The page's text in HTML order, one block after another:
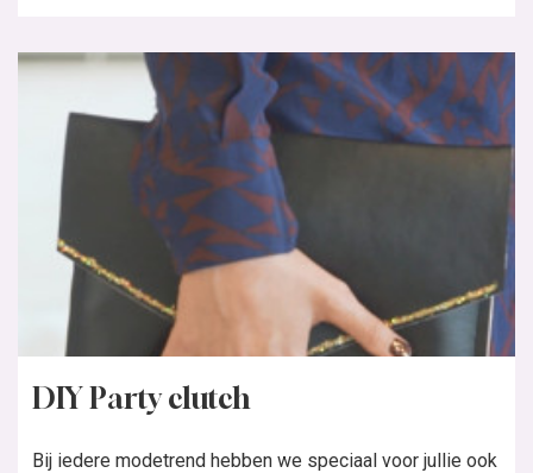
DIY Party clutch
Bij iedere modetrend hebben we speciaal voor jullie ook